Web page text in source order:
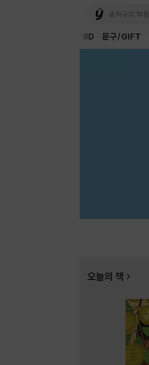
DVD/BD 문구/GIFT
오늘의 책